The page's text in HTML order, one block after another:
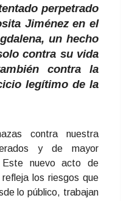
perpetrado
Jiménez en el
un hecho
contra su vida
contra la
legítimo de la
contra nuestra
y de mayor
nuevo acto de
los riesgos que
lo público, trabajan